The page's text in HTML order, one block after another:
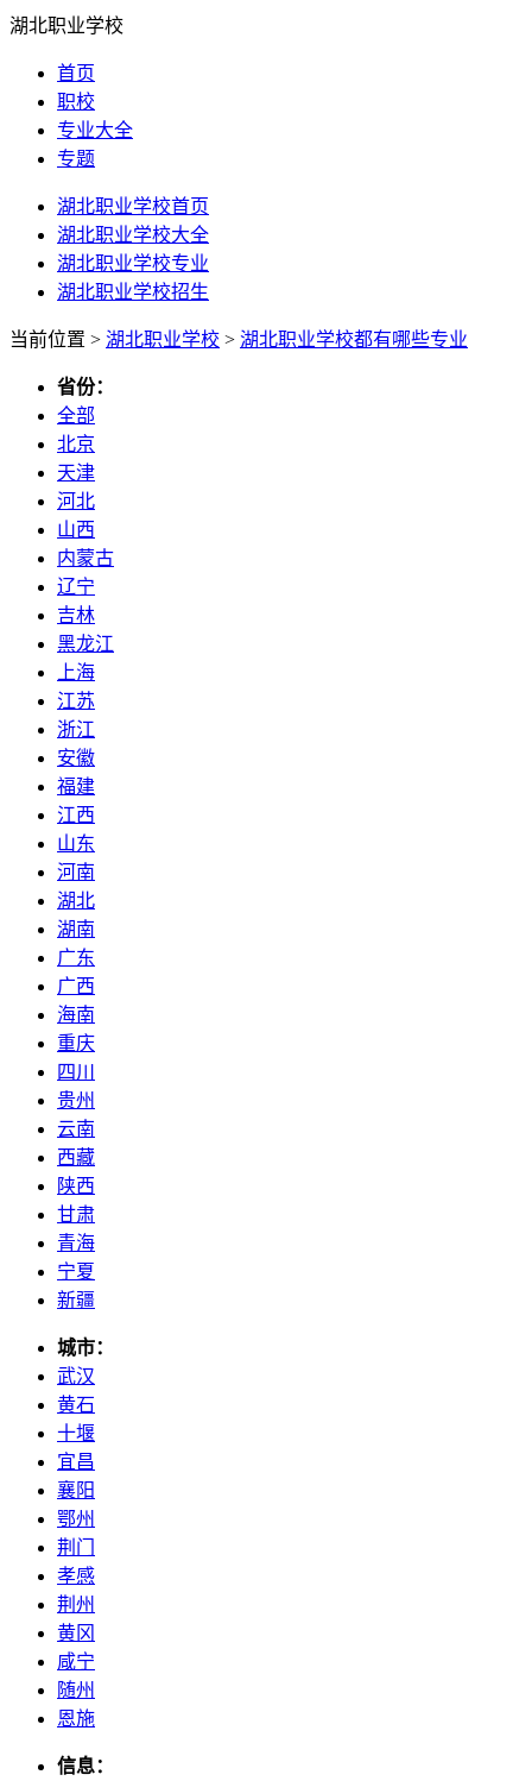
湖北职业学校
首页
职校
专业大全
专题
湖北职业学校首页
湖北职业学校大全
湖北职业学校专业
湖北职业学校招生
当前位置 > 湖北职业学校 > 湖北职业学校都有哪些专业
省份：
全部
北京
天津
河北
山西
内蒙古
辽宁
吉林
黑龙江
上海
江苏
浙江
安徽
福建
江西
山东
河南
湖北
湖南
广东
广西
海南
重庆
四川
贵州
云南
西藏
陕西
甘肃
青海
宁夏
新疆
城市：
武汉
黄石
十堰
宜昌
襄阳
鄂州
荆门
孝感
荆州
黄冈
咸宁
随州
恩施
信息：